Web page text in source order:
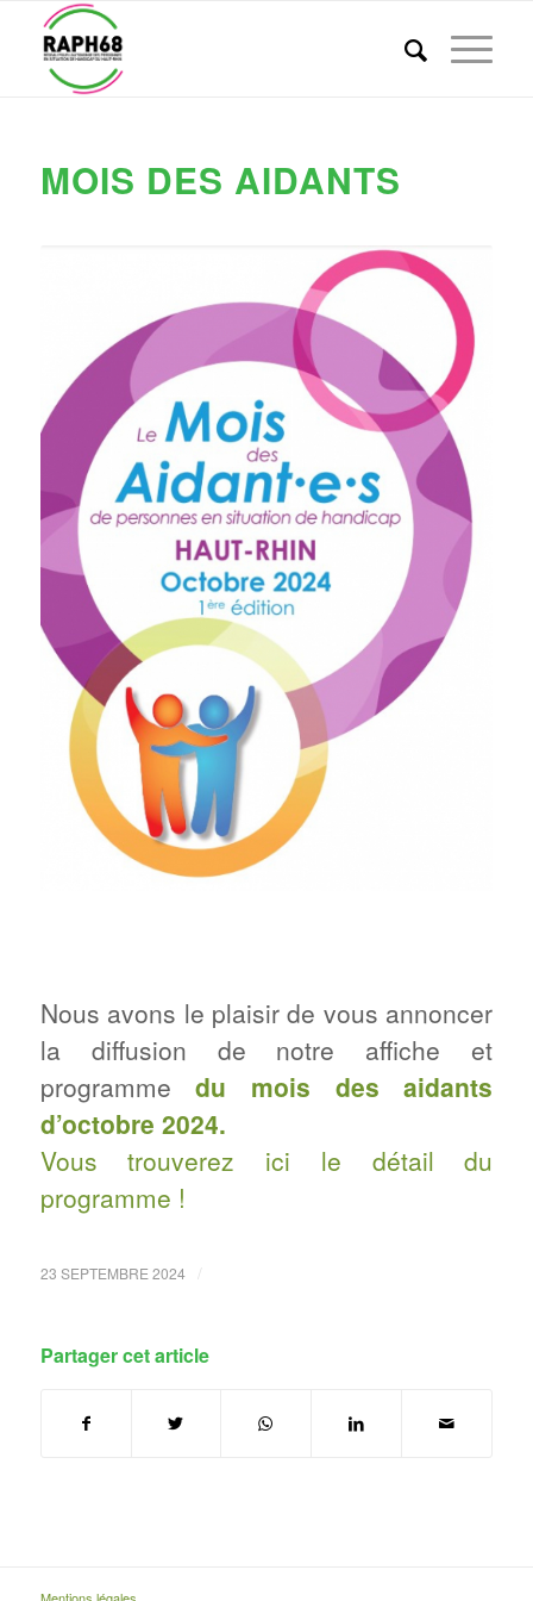
MOIS DES AIDANTS
Nous avons le plaisir de vous annoncer
la diffusion de notre affiche et
programme du mois des aidants
d’octobre 2024.
Vous trouverez ici le détail du
programme !
23 SEPTEMBRE 2024
Partager cet article